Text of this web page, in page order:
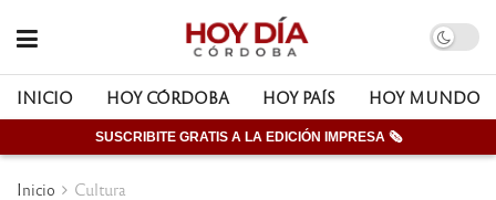
INICIO HOY CÓRDOBA HOY PAÍS HOY MUNDO
SUSCRIBITE GRATIS A LA EDICIÓN IMPRESA 🗞
Inicio Cultura